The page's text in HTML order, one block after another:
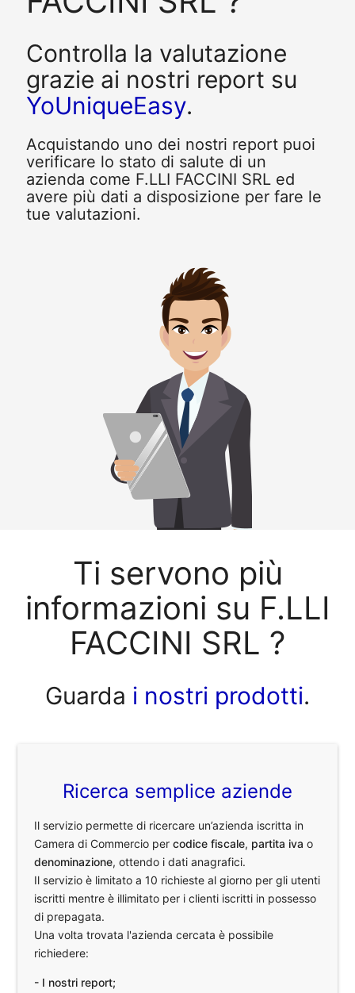
Controlla la valutazione
grazie ai nostri report su
YoUniqueEasy.
Acquistando uno dei nostri report puoi
verificare lo stato di salute di un
azienda come F.LLI FACCINI SRL ed
avere più dati a disposizione per fare le
tue valutazioni.
Ti servono più
informazioni su F.LLI
FACCINI SRL ?
Guarda i nostri prodotti.
Ricerca semplice aziende
Il servizio permette di ricercare un’azienda iscritta in
Camera di Commercio percodice fiscale, partita iva o
denominazione, ottendo i dati anagrafici.
Il servizio è limitato a 10 richieste al giorno per gli utenti
iscritti mentre è illimitato per i clienti iscritti in possesso
di prepagata.
Una volta trovata l'azienda cercata è possibile
richiedere:
- I nostri report;